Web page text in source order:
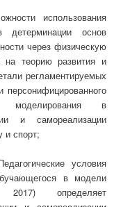
использования
детерминации основ
через физическую
на теорию развития и
регламентируемых
моделирования в
и самореализации
и спорт;
условия
в модели
2017) определяет